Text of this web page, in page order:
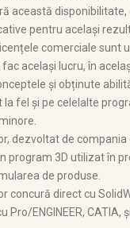
această disponibilitate,
pentru același
comerciale sunt
același lucru, în
și obținute
la fel și pe celelalte
dezvoltat de
program 3D utilizat în
de produse.
concură direct cu
Pro/ENGINEER, CATIA,